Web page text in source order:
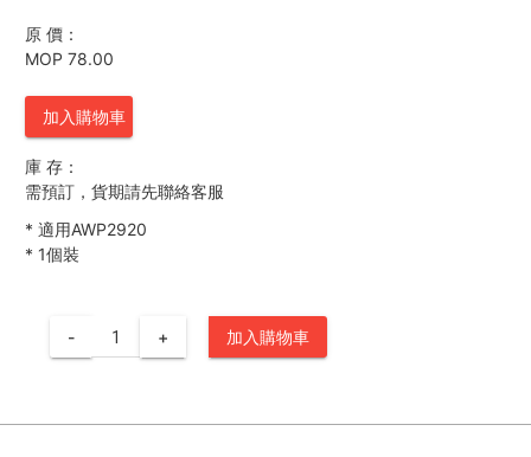
原 價：
MOP 78.00
加入購物車
庫 存：
需預訂，貨期請先聯絡客服
* 適用AWP2920
* 1個裝
- + 加入購物車